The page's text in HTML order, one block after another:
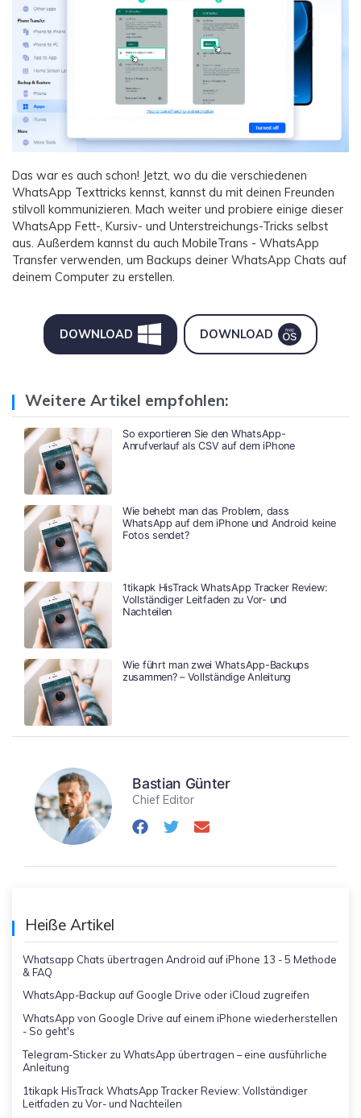
Das war es auch schon! Jetzt, wo du die verschiedenen
WhatsApp Texttricks kennst, kannst du mit deinen Freunden
stilvoll kommunizieren. Mach weiter und probiere einige dieser
WhatsApp Fett-, Kursiv- und Unterstreichungs-Tricks selbst
aus. Außerdem kannst du auch MobileTrans - WhatsApp
Transfer verwenden, um Backups deiner WhatsApp Chats auf
deinem Computer zu erstellen.
DOWNLOAD DOWNLOAD
Weitere Artikel empfohlen:
So exportieren Sie den WhatsApp-
Anrufverlauf als CSV auf dem iPhone
Wie behebt man das Problem, dass
WhatsApp auf dem iPhone und Android keine
Fotos sendet?
1tikapk HisTrack WhatsApp Tracker Review:
Vollständiger Leitfaden zu Vor- und
Nachteilen
Wie führt man zwei WhatsApp-Backups
zusammen? – Vollständige Anleitung
Bastian Günter
Chief Editor
Heiße Artikel
Whatsapp Chats übertragen Android auf iPhone 13 - 5 Methode
& FAQ
WhatsApp-Backup auf Google Drive oder iCloud zugreifen
WhatsApp von Google Drive auf einem iPhone wiederherstellen
- So geht's
Telegram-Sticker zu WhatsApp übertragen – eine ausführliche
Anleitung
1tikapk HisTrack WhatsApp Tracker Review: Vollständiger
Leitfaden zu Vor- und Nachteilen